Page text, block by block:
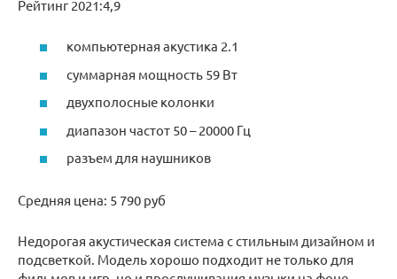
Рейтинг 2021:4,9
компьютерная акустика 2.1
суммарная мощность 59 Вт
двухполосные колонки
диапазон частот 50 – 20000 Гц
разъем для наушников
Средняя цена: 5 790 руб
Недорогая акустическая система с стильным дизайном и
подсветкой. Модель хорошо подходит не только для